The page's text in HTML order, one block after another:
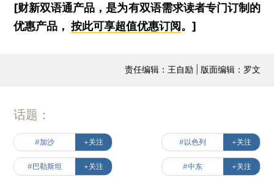
[财新双语通产品，是为有双语需求读者专门订制的
优惠产品，按此可享超值优惠订阅 。]
责任编辑：王自励 | 版面编辑：罗文
话题：
#加沙 +关注 #以色列 +关注
#巴勒斯坦 +关注 #中东 +关注